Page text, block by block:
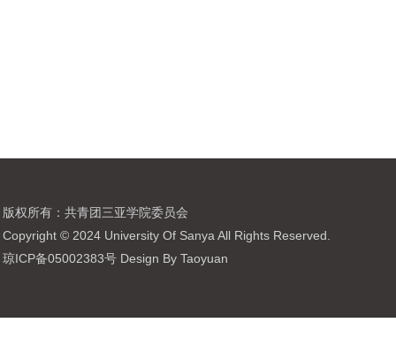
版权所有：共青团三亚学院委员会
Copyright © 2024 University Of Sanya All Rights Reserved.
琼ICP备05002383号 Design By Taoyuan